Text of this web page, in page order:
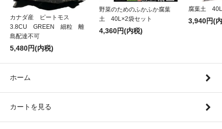
カナダ産 ピートモス
3.8CU GREEN 細粒 離
島配達不可
5,480円(内税)
野菜のためのふかふか腐葉
土 40L×2袋セット
4,360円(内税)
腐葉土
3,940円(
ホーム
カートを見る